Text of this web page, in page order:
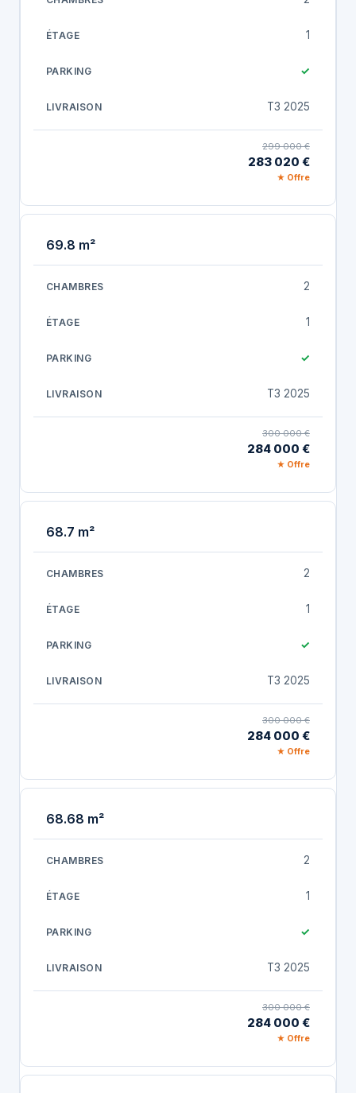
1
✓
T3 2025
299 000 €
283 020 €
★ Offre
69.8 m²
2
1
✓
T3 2025
300 000 €
284 000 €
★ Offre
68.7 m²
2
1
✓
T3 2025
300 000 €
284 000 €
★ Offre
68.68 m²
2
1
✓
T3 2025
300 000 €
284 000 €
★ Offre